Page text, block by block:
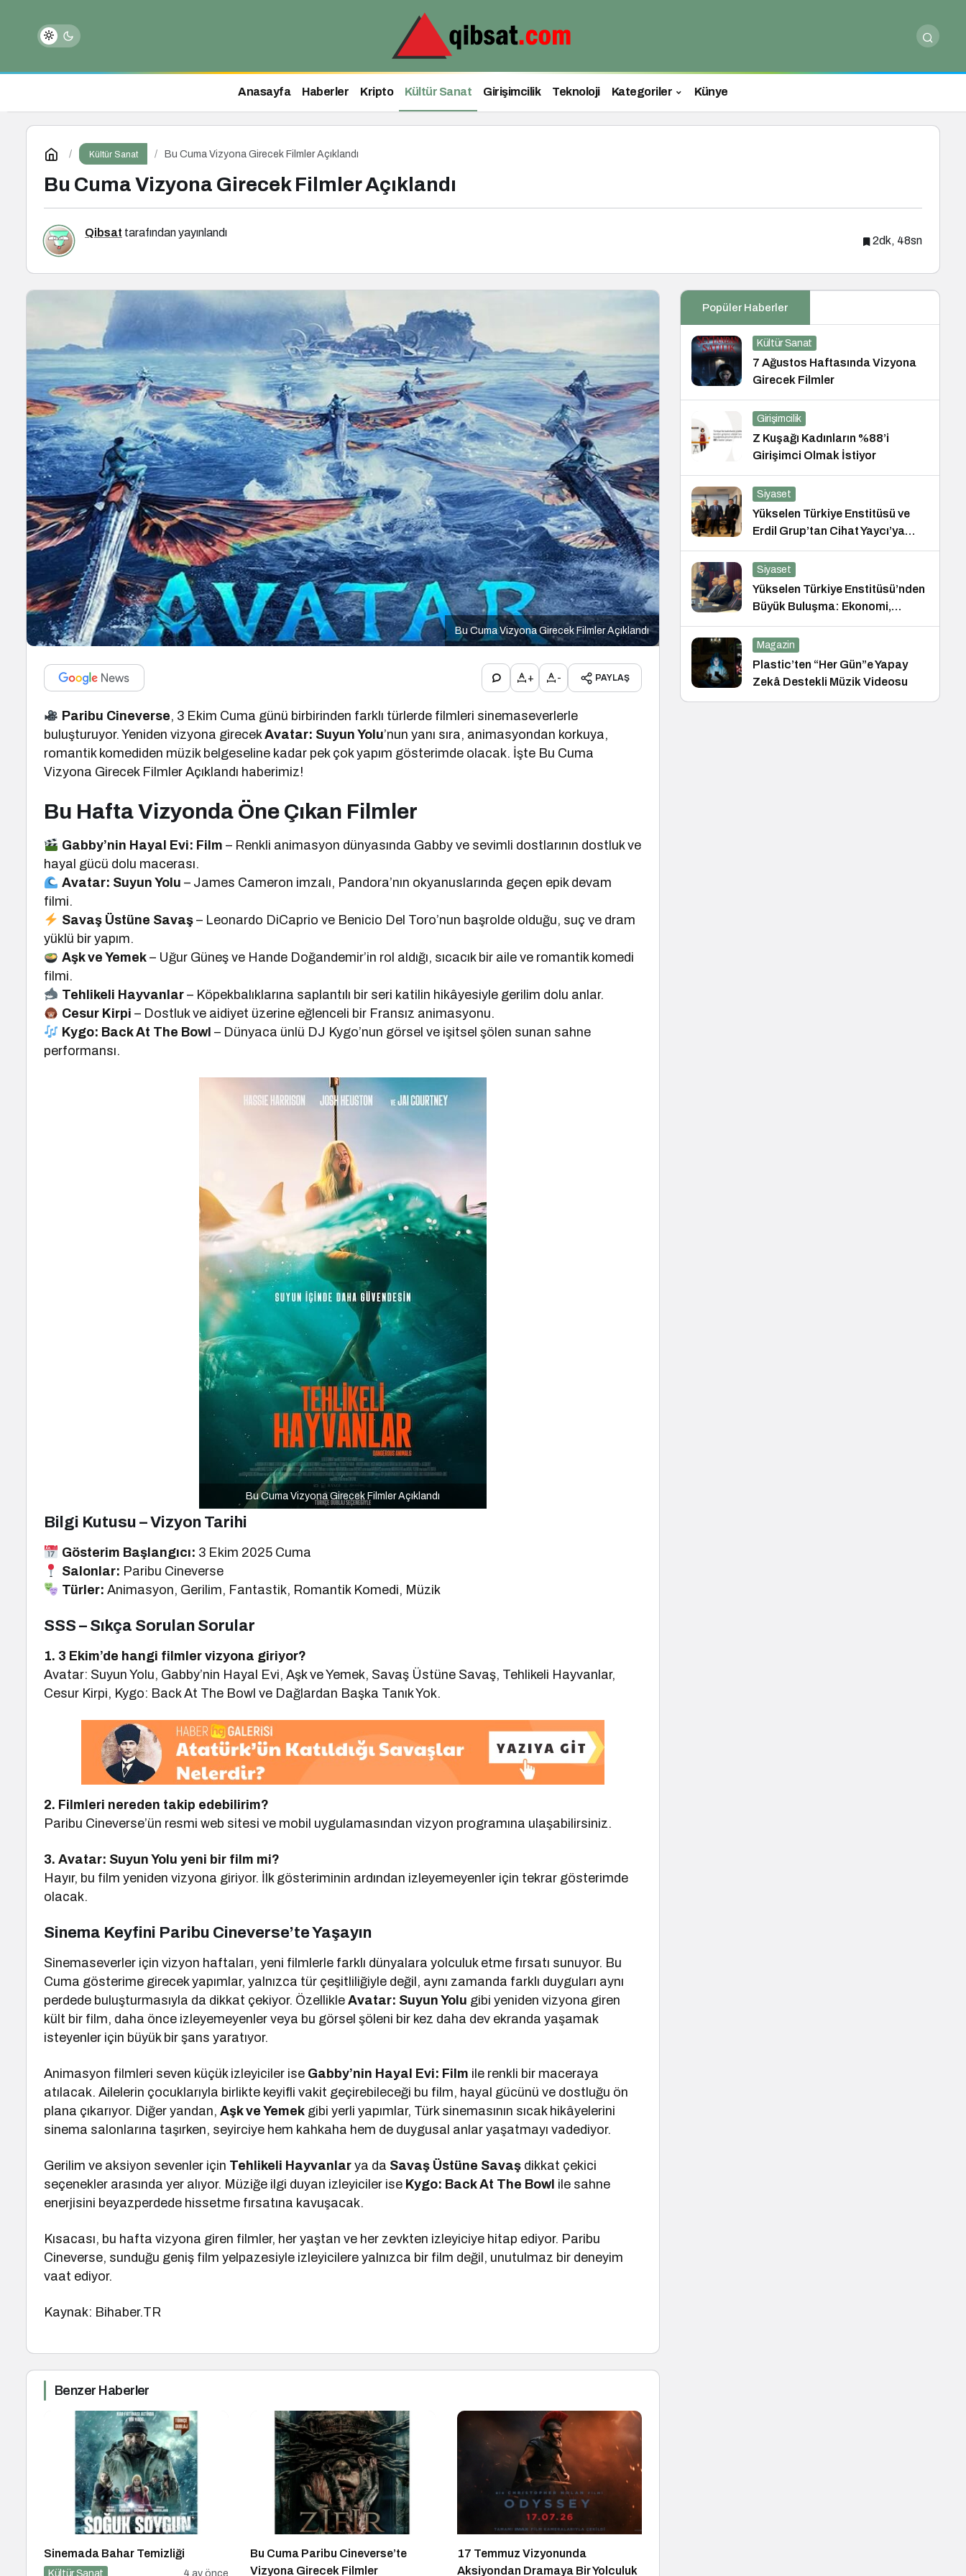
Anasayfa Haberler Kripto Kültür Sanat Girişimcilik Teknoloji Kategoriler Künye
Kültür Sanat Bu Cuma Vizyona Girecek Filmler Açıklandı
Bu Cuma Vizyona Girecek Filmler Açıklandı
Qibsat tarafından yayınlandı
2dk, 48sn
Bu Cuma Vizyona Girecek Filmler Açıklandı
+ - PAYLAŞ
Paribu Cineverse, 3 Ekim Cuma günü birbirinden farklı türlerde filmleri sinemaseverlerle
buluşturuyor. Yeniden vizyona girecekAvatar: Suyun Yolu’nun yanı sıra, animasyondan korkuya,
romantik komediden müzik belgeseline kadar pek çok yapım gösterimde olacak. İşte Bu Cuma
Vizyona Girecek Filmler Açıklandı haberimiz!
Bu Hafta Vizyonda Öne Çıkan Filmler
Gabby’nin Hayal Evi: Film – Renkli animasyon dünyasında Gabby ve sevimli dostlarının dostluk ve
hayal gücü dolu macerası.
Avatar: Suyun Yolu – James Cameron imzalı, Pandora’nın okyanuslarında geçen epik devam
filmi.
Savaş Üstüne Savaş– Leonardo DiCaprio ve Benicio Del Toro’nun başrolde olduğu, suç ve dram
yüklü bir yapım.
Aşk ve Yemek– Uğur Güneş ve Hande Doğandemir’in rol aldığı, sıcacık bir aile ve romantik komedi
filmi.
Tehlikeli Hayvanlar– Köpekbalıklarına saplantılı bir seri katilin hikâyesiyle gerilim dolu anlar.
Cesur Kirpi – Dostluk ve aidiyet üzerine eğlenceli bir Fransız animasyonu.
Kygo: Back At The Bowl – Dünyaca ünlü DJ Kygo’nun görsel ve işitsel şölen sunan sahne
performansı.
Bu Cuma Vizyona Girecek Filmler Açıklandı
Bilgi Kutusu – Vizyon Tarihi
Gösterim Başlangıcı: 3 Ekim 2025 Cuma
Salonlar: Paribu Cineverse
Türler: Animasyon, Gerilim, Fantastik, Romantik Komedi, Müzik
SSS – Sıkça Sorulan Sorular
1. 3 Ekim’de hangi filmler vizyona giriyor?
Avatar: Suyun Yolu, Gabby’nin Hayal Evi, Aşk ve Yemek, Savaş Üstüne Savaş, Tehlikeli Hayvanlar,
Cesur Kirpi, Kygo: Back At The Bowl ve Dağlardan Başka Tanık Yok.
2. Filmleri nereden takip edebilirim?
Paribu Cineverse’ün resmi web sitesi ve mobil uygulamasından vizyon programına ulaşabilirsiniz.
3. Avatar: Suyun Yolu yeni bir film mi?
Hayır, bu film yeniden vizyona giriyor. İlk gösteriminin ardından izleyemeyenler için tekrar gösterimde
olacak.
Sinema Keyfini Paribu Cineverse’te Yaşayın
Sinemaseverler için vizyon haftaları, yeni filmlerle farklı dünyalara yolculuk etme fırsatı sunuyor. Bu
Cuma gösterime girecek yapımlar, yalnızca tür çeşitliliğiyle değil, aynı zamanda farklı duyguları aynı
perdede buluşturmasıyla da dikkat çekiyor. ÖzellikleAvatar: Suyun Yolu gibi yeniden vizyona giren
kült bir film, daha önce izleyemeyenler veya bu görsel şöleni bir kez daha dev ekranda yaşamak
isteyenler için büyük bir şans yaratıyor.
Animasyon filmleri seven küçük izleyiciler ise Gabby’nin Hayal Evi: Film ile renkli bir maceraya
atılacak. Ailelerin çocuklarıyla birlikte keyifli vakit geçirebileceği bu film, hayal gücünü ve dostluğu ön
plana çıkarıyor. Diğer yandan,Aşk ve Yemek gibi yerli yapımlar, Türk sinemasının sıcak hikâyelerini
sinema salonlarına taşırken, seyirciye hem kahkaha hem de duygusal anlar yaşatmayı vadediyor.
Gerilim ve aksiyon sevenler için Tehlikeli Hayvanlar ya da Savaş Üstüne Savaş dikkat çekici
seçenekler arasında yer alıyor. Müziğe ilgi duyan izleyiciler ise Kygo: Back At The Bowl ile sahne
enerjisini beyazperdede hissetme fırsatına kavuşacak.
Kısacası, bu hafta vizyona giren filmler, her yaştan ve her zevkten izleyiciye hitap ediyor. Paribu
Cineverse, sunduğu geniş film yelpazesiyle izleyicilere yalnızca bir film değil, unutulmaz bir deneyim
vaat ediyor.
Kaynak: Bihaber.TR
Benzer Haberler
Sinemada Bahar Temizliği
Kültür Sanat 4 ay önce
Bu Cuma Paribu Cineverse’te
Vizyona Girecek Filmler
17 Temmuz Vizyonunda
Aksiyondan Dramaya Bir Yolculuk
Popüler Haberler
Kültür Sanat
7 Ağustos Haftasında Vizyona
Girecek Filmler
Girişimcilik
Z Kuşağı Kadınların %88’i
Girişimci Olmak İstiyor
Siyaset
Yükselen Türkiye Enstitüsü ve
Erdil Grup’tan Cihat Yaycı’ya
Anlamlı Ziyaret
Siyaset
Yükselen Türkiye Enstitüsü’nden
Büyük Buluşma: Ekonomi,
Güvenlik Politikaları ve Hukuk
Konferansı
Magazin
Plastic’ten “Her Gün”e Yapay
Zekâ Destekli Müzik Videosu